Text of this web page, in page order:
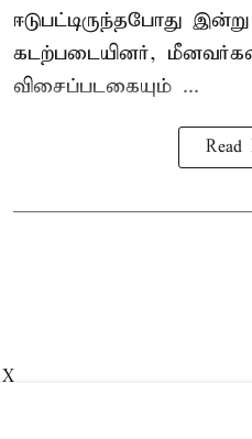
ஈடுபட்டிருந்தபோது
கடற்படையினர்,
விசைப்படகையும் ...
Read
X